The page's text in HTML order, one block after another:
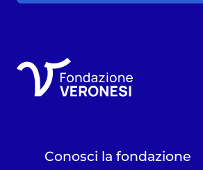
Conosci la fondazione